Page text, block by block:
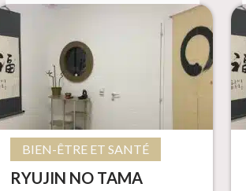
BIEN-ÊTRE ET SANTÉ
RYUJIN NO TAMA